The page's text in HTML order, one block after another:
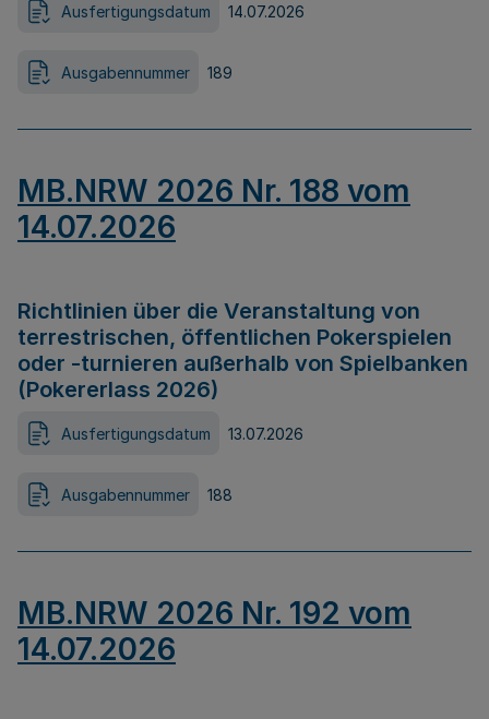
Ausfertigungsdatum 14.07.2026
Ausgabennummer 189
MB.NRW 2026 Nr. 188 vom
14.07.2026
Richtlinien über die Veranstaltung von
terrestrischen, öffentlichen Pokerspielen
oder -turnieren außerhalb von Spielbanken
(Pokererlass 2026)
Ausfertigungsdatum 13.07.2026
Ausgabennummer 188
MB.NRW 2026 Nr. 192 vom
14.07.2026